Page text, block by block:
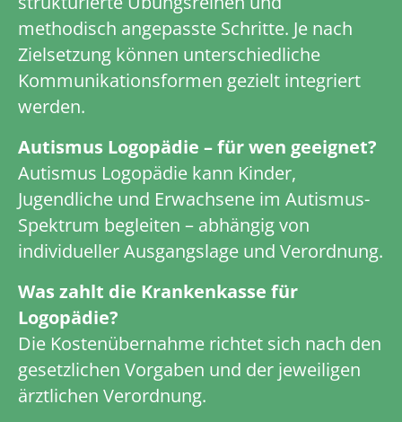
methodisch angepasste Schritte. Je nach
Zielsetzung können unterschiedliche
Kommunikationsformen gezielt integriert
werden.
Autismus Logopädie – für wen geeignet?
Autismus Logopädie kann Kinder,
Jugendliche und Erwachsene im Autismus-
Spektrum begleiten – abhängig von
individueller Ausgangslage und Verordnung.
Was zahlt die Krankenkasse für
Logopädie?
Die Kostenübernahme richtet sich nach den
gesetzlichen Vorgaben und der jeweiligen
ärztlichen Verordnung.